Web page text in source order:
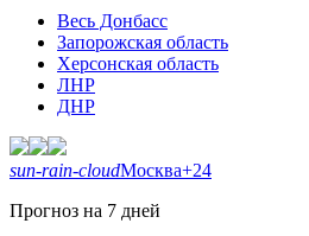
Весь Донбасс
Запорожская область
Херсонская область
ЛНР
ДНР
sun-rain-cloudМосква+24
Прогноз на 7 дней